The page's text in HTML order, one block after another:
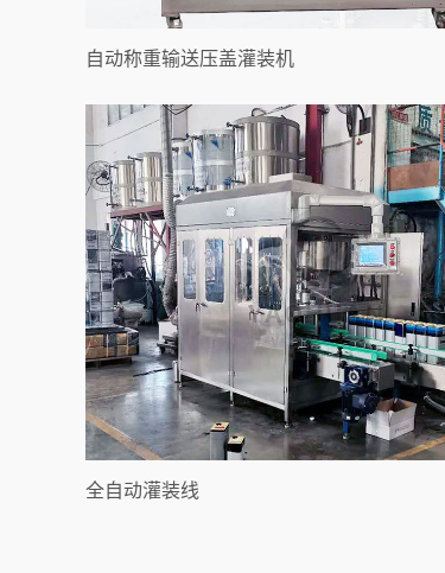
自动称重输送压盖灌装机
全自动灌装线